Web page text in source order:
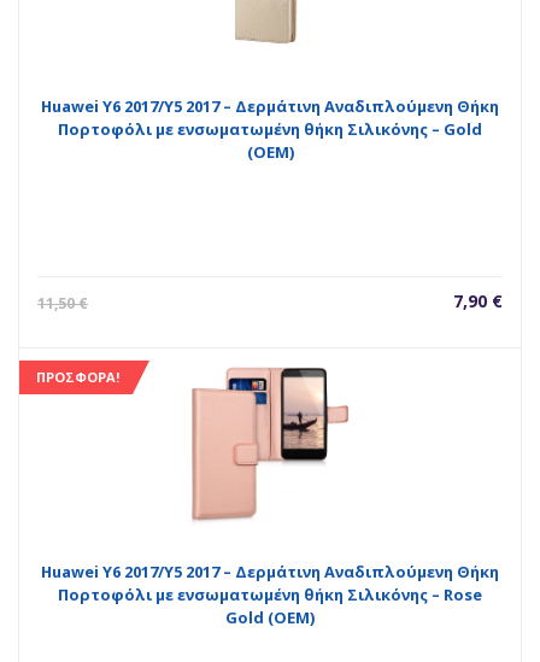
Huawei Y6 2017/Y5 2017 – Δερμάτινη Αναδιπλούμενη Θήκη
Πορτοφόλι με ενσωματωμένη θήκη Σιλικόνης – Gold
(ΟΕΜ)
11,50€ 7,90 €
Η
ΠΡΟΣΦΟΡΆ!
Huawei Y6 2017/Y5 2017 – Δερμάτινη Αναδιπλούμενη Θήκη
Πορτοφόλι με ενσωματωμένη θήκη Σιλικόνης – Rose
Gold (ΟΕΜ)